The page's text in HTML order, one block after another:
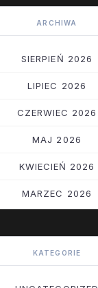
ARCHIWA
SIERPIEŃ 2026
LIPIEC 2026
CZERWIEC 2026
MAJ 2026
KWIECIEŃ 2026
MARZEC 2026
KATEGORIE